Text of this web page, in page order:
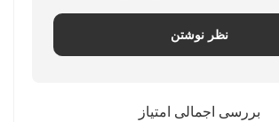
نظر نوشتن
بررسی اجمالی امتیاز